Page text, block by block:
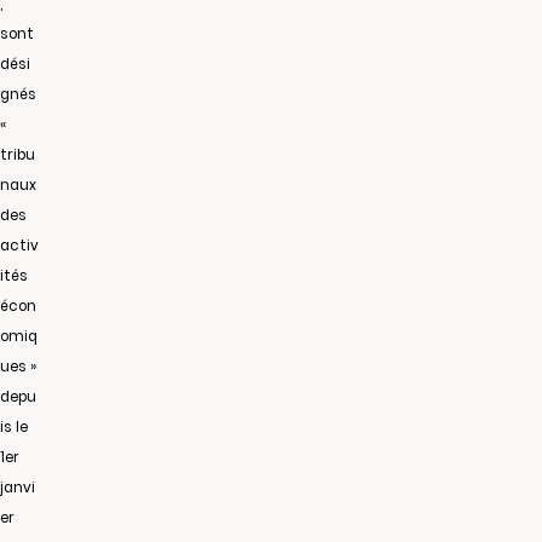
sont
dési
gnés
«
tribu
naux
des
activ
ités
écon
omiq
ues »
depu
is le
1er
janvi
er